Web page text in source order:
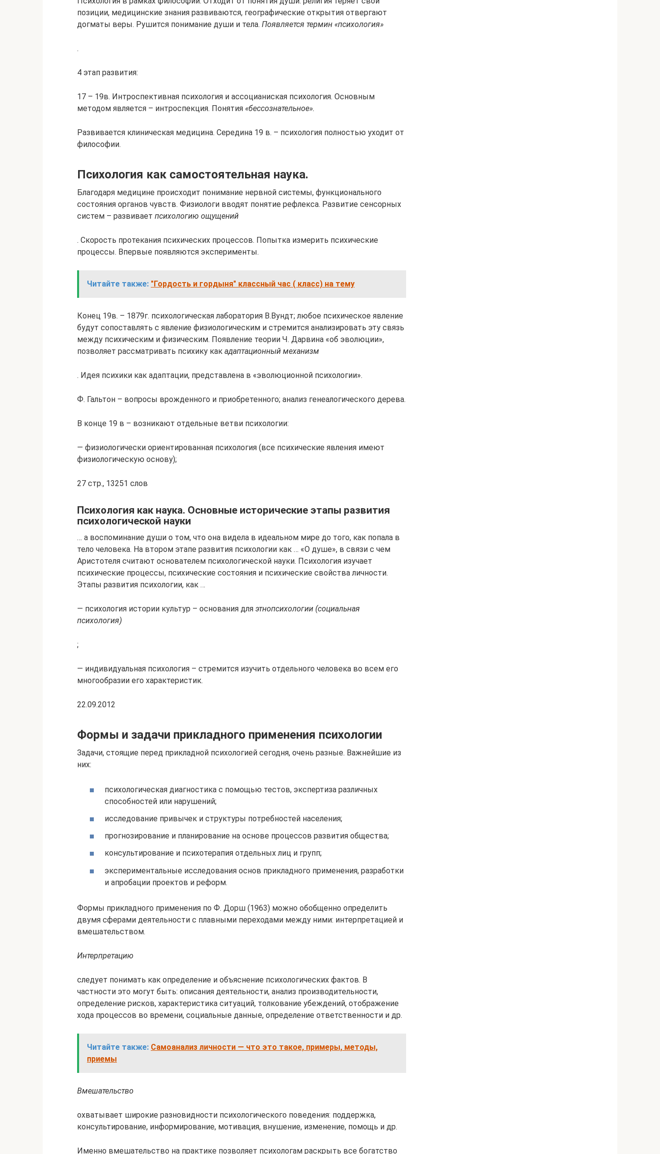
позиции, медицинские знания развиваются, географические открытия отвергают
догматы веры. Рушится понимание души и тела. Появляется термин «психология»
.
4 этап развития:
17 – 19в. Интроспективная психология и ассоцианиская психология. Основным
методом является – интроспекция. Понятия «бессознательное».
Развивается клиническая медицина. Середина 19 в. – психология полностью уходит от
философии.
Психология как самостоятельная наука.
Благодаря медицине происходит понимание нервной системы, функционального
состояния органов чувств. Физиологи вводят понятие рефлекса. Развитие сенсорных
систем – развивает психологию ощущений
. Скорость протекания психических процессов. Попытка измерить психические
процессы. Впервые появляются эксперименты.
Читайте также: "Гордость и гордыня" классный час ( класс) на тему
Конец 19в. – 1879г. психологическая лаборатория В.Вундт; любое психическое явление
будут сопоставлять с явление физиологическим и стремится анализировать эту связь
между психическим и физическим. Появление теории Ч. Дарвина «об эволюции»,
позволяет рассматривать психику как адаптационный механизм
. Идея психики как адаптации, представлена в «эволюционной психологии».
Ф. Гальтон – вопросы врожденного и приобретенного; анализ генеалогического дерева.
В конце 19 в – возникают отдельные ветви психологии:
— физиологически ориентированная психология (все психические явления имеют
физиологическую основу);
27 стр., 13251 слов
Психология как наука. Основные исторические этапы развития
психологической науки
… а воспоминание души о том, что она видела в идеаль­ном мире до того, как попала в
тело человека. На втором этапе развития психологии как … «О душе», в связи с чем
Аристотеля считают основателем психологической науки. Психология изучает
психические процессы, психические состояния и психические свойства личности.
Этапы развития психологии, как …
— психология истории культур – основания для этнопсихологии (социальная
психология)
;
— индивидуальная психология – стремится изучить отдельного человека во всем его
многообразии его характеристик.
22.09.2012
Формы и задачи прикладного применения психологии
Задачи, стоящие перед прикладной психологией сегодня, очень разные. Важнейшие из
них:
психологическая диагностика с помощью тестов, экспертиза различных
способностей или нарушений;
исследование привычек и структуры потребностей населения;
прогнозирование и планирование на основе процессов развития общества;
консультирование и психотерапия отдельных лиц и групп;
экспериментальные исследования основ прикладного применения, разработки
и апробации проектов и реформ.
Формы прикладного применения по Ф. Дорш (1963) можно обобщенно определить
двумя сферами деятельности с плавными переходами между ними: интерпретацией и
вмешательством.
Интерпретацию
следует понимать как определение и объяснение психологических фактов. В
частности это могут быть: описания деятельности, анализ производительности,
определение рисков, характеристика ситуаций, толкование убеждений, отображение
хода процессов во времени, социальные данные, определение ответственности и др.
Читайте также: Самоанализ личности — что это такое, примеры, методы,
приемы
Вмешательство
охватывает широкие разновидности психологического поведения: поддержка,
консультирование, информирование, мотивация, внушение, изменение, помощь и др.
Именно вмешательство на практике позволяет психологам раскрыть все богатство